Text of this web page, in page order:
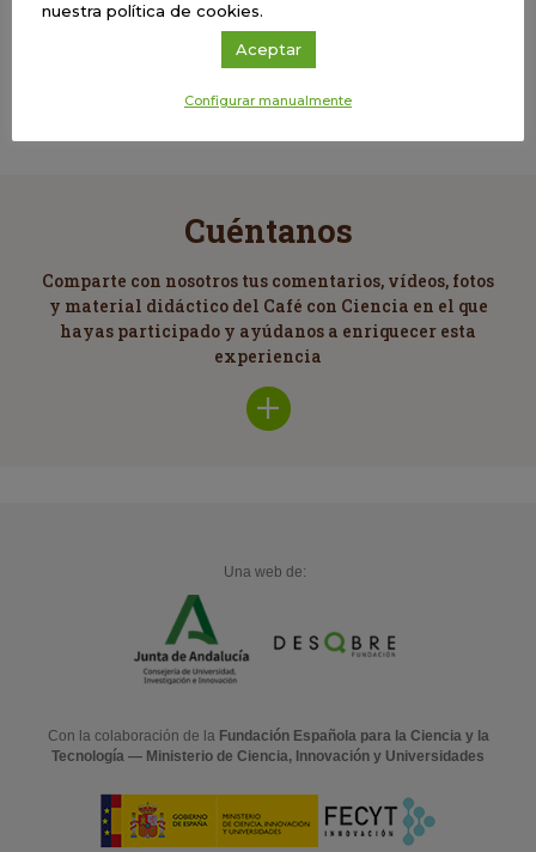
La ingeniería como motor de innovación
en las empresas
Cuéntanos
Comparte con nosotros tus comentarios, vídeos, fotos
y material didáctico del Café con Ciencia en el que
hayas participado y ayúdanos a enriquecer esta
experiencia
Una web de:
Con la colaboración de la Fundación Española para la Ciencia y la
Tecnología — Ministerio de Ciencia, Innovación y Universidades
nuestra política de cookies.
Aceptar
Configurar manualmente